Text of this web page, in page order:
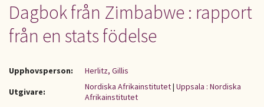
UPPHOVSRÄTT
Dagbok från Zimbabwe : rapport
från en stats födelse
Upphovsperson:
Herlitz, Gillis
Utgivare:
Nordiska Afrikainstitutet| Uppsala : Nordiska
Afrikainstitutet